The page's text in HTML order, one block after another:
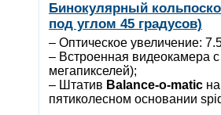
Бинокулярный
под углом 45 градусов)
– Оптическое увеличение:
– Встроенная видеокамера
мегапикселей);
– Штатив Balance-o-matic
пятиколесном основании